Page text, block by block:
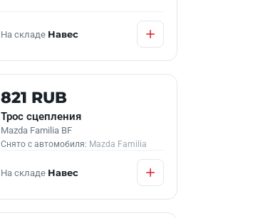
На складе Навес
Б/У В НАЛИЧИИ
821 RUB
Трос сцепления
Mazda Familia BF
Снято с автомобиля: Mazda Familia
На складе Навес